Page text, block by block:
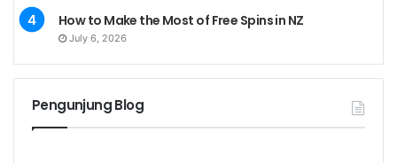
How to Make the Most of Free Spins in NZ
July 6, 2026
Pengunjung Blog